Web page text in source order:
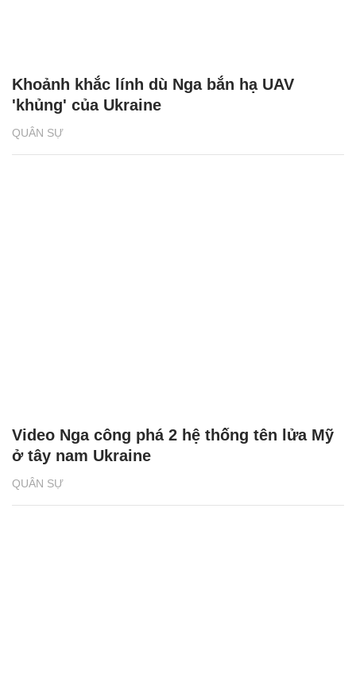
QUÂN SỰ
Khoảnh khắc lính dù Nga bắn hạ UAV
'khủng' của Ukraine
QUÂN SỰ
Video Nga công phá 2 hệ thống tên lửa Mỹ
ở tây nam Ukraine